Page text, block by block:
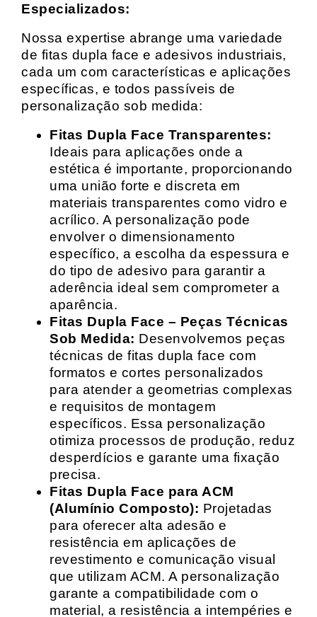
Especializados:
Nossa expertise abrange uma variedade
de fitas dupla face e adesivos industriais,
cada um com características e aplicações
específicas, e todos passíveis de
personalização sob medida:
Fitas Dupla Face Transparentes:
Ideais para aplicações onde a
estética é importante, proporcionando
uma união forte e discreta em
materiais transparentes como vidro e
acrílico. A personalização pode
envolver o dimensionamento
específico, a escolha da espessura e
do tipo de adesivo para garantir a
aderência ideal sem comprometer a
aparência.
Fitas Dupla Face – Peças Técnicas
Sob Medida: Desenvolvemos peças
técnicas de fitas dupla face com
formatos e cortes personalizados
para atender a geometrias complexas
e requisitos de montagem
específicos. Essa personalização
otimiza processos de produção, reduz
desperdícios e garante uma fixação
precisa.
Fitas Dupla Face para ACM
(Alumínio Composto): Projetadas
para oferecer alta adesão e
resistência em aplicações de
revestimento e comunicação visual
que utilizam ACM. A personalização
garante a compatibilidade com o
material, a resistência a intempéries e